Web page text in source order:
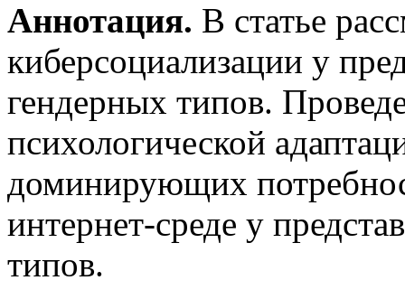
Аннотация. В статье
киберсоциализации у
гендерных типов.
психологической
доминирующих
интернет-среде у
типов.